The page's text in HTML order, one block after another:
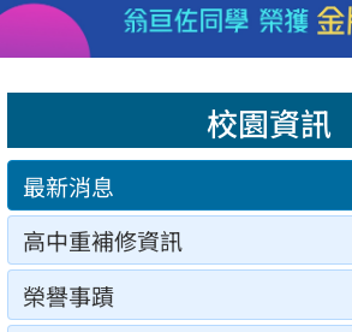
校園資訊
最新消息
高中重補修資訊
榮譽事蹟